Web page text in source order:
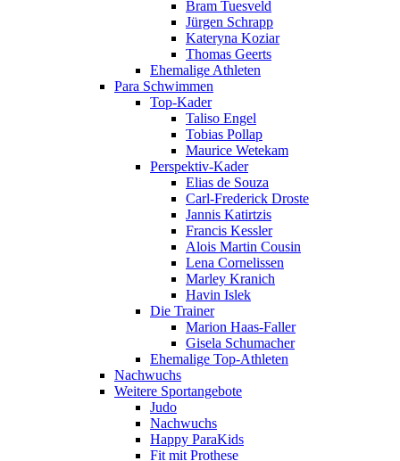
Bram Tuesveld
Jürgen Schrapp
Kateryna Koziar
Thomas Geerts
Ehemalige Athleten
Para Schwimmen
Top-Kader
Taliso Engel
Tobias Pollap
Maurice Wetekam
Perspektiv-Kader
Elias de Souza
Carl-Frederick Droste
Jannis Katirtzis
Francis Kessler
Alois Martin Cousin
Lena Cornelissen
Marley Kranich
Havin Islek
Die Trainer
Marion Haas-Faller
Gisela Schumacher
Ehemalige Top-Athleten
Nachwuchs
Weitere Sportangebote
Judo
Nachwuchs
Happy ParaKids
Fit mit Prothese